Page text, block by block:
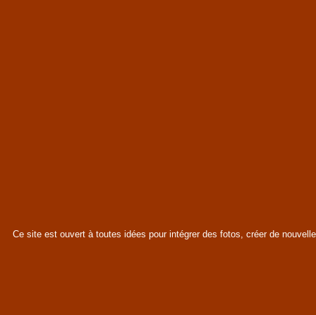
Ce site est ouvert à toutes idées pour intégrer des fotos, créer de